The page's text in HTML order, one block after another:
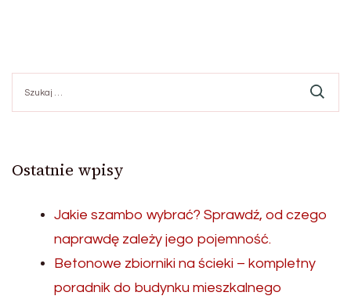
Ostatnie wpisy
Jakie szambo wybrać? Sprawdź, od czego
naprawdę zależy jego pojemność.
Betonowe zbiorniki na ścieki – kompletny
poradnik do budynku mieszkalnego